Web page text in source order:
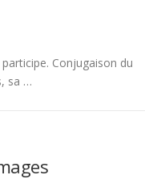
Conjugaison du
sa …